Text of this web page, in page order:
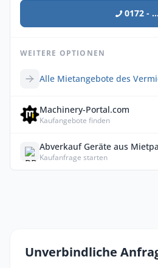
0172 - ...
WEITERE OPTIONEN
Alle Mietangebote des
Machinery-Portal.com
Kaufangebote finden
Abverkauf Geräte aus
Kaufanfrage starten
Unverbindliche